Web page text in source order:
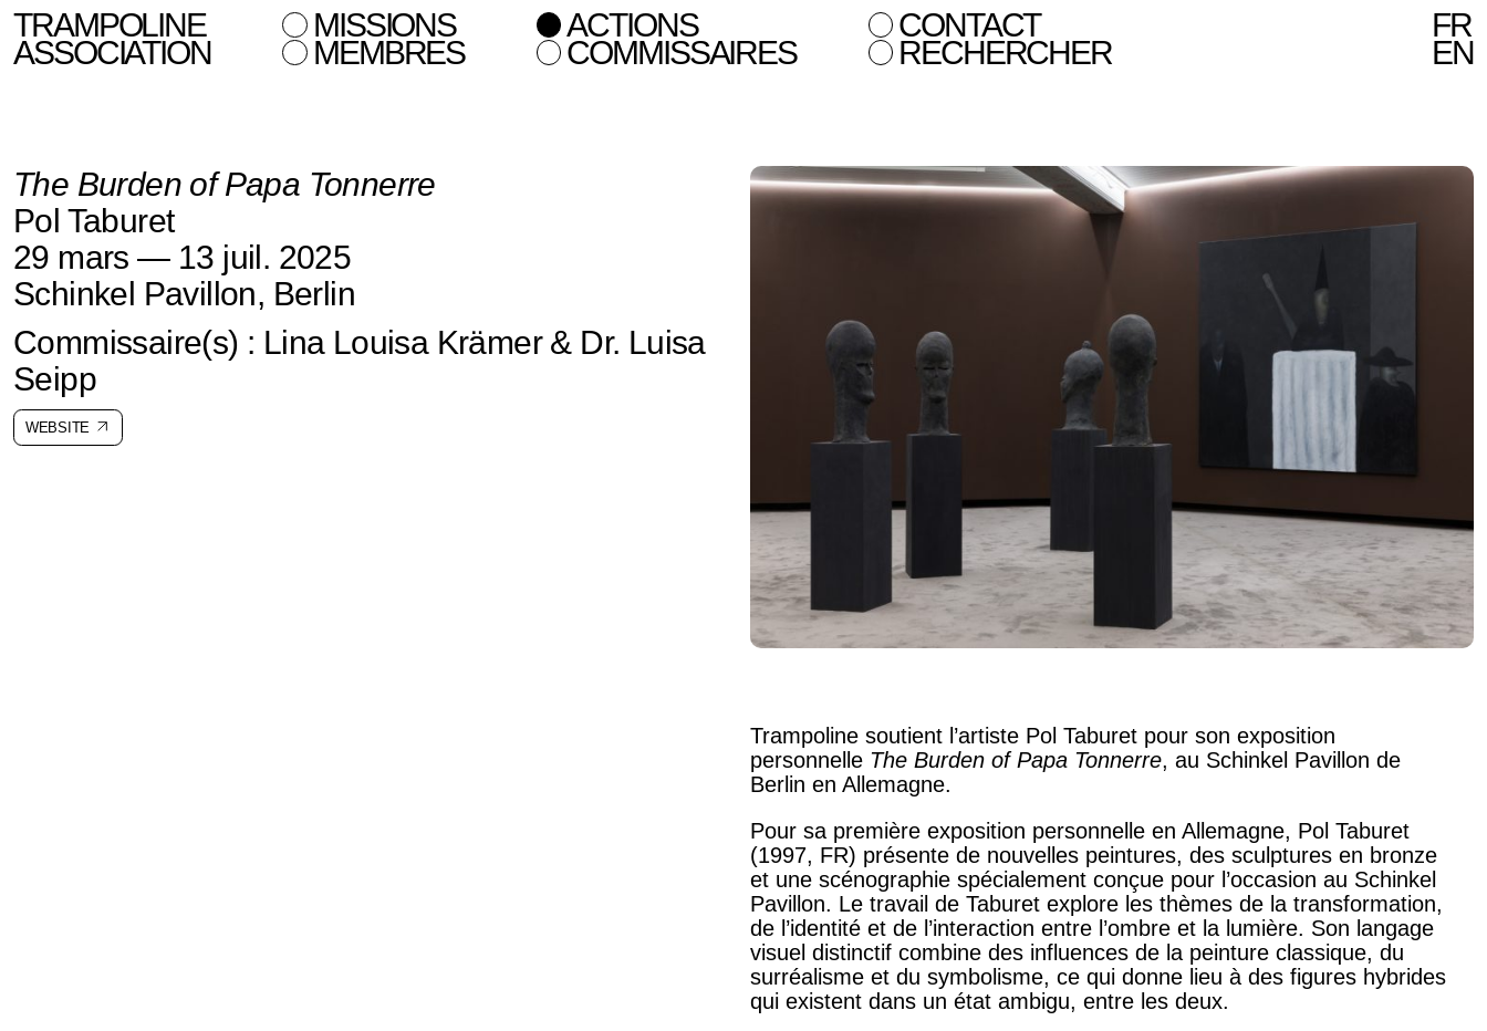
TRAMPOLINE
ASSOCIATION
MISSIONS ACTIONS CONTACT
MEMBRES COMMISSAIRES RECHERCHER
FR
EN
The Burden of Papa Tonnerre
Pol Taburet
29 mars — 13 juil. 2025
Schinkel Pavillon, Berlin
Commissaire(s) : Lina Louisa Krämer & Dr. Luisa
Seipp
WEBSITE
Trampoline soutient l’artiste Pol Taburet pour son exposition
personnelle The Burden of Papa Tonnerre, au Schinkel Pavillon de
Berlin en Allemagne.
Pour sa première exposition personnelle en Allemagne, Pol Taburet
(1997, FR) présente de nouvelles peintures, des sculptures en bronze
et une scénographie spécialement conçue pour l’occasion au Schinkel
Pavillon. Le travail de Taburet explore les thèmes de la transformation,
de l’identité et de l’interaction entre l’ombre et la lumière. Son langage
visuel distinctif combine des influences de la peinture classique, du
surréalisme et du symbolisme, ce qui donne lieu à des figures hybrides
qui existent dans un état ambigu, entre les deux.